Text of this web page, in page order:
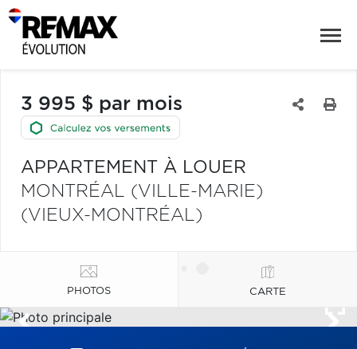
3 995 $ par mois
APPARTEMENT À LOUER
MONTRÉAL (VILLE-MARIE)
(VIEUX-MONTRÉAL)
PHOTOS CARTE